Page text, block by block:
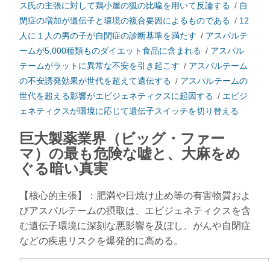
ス氏の主張に対して鶏小屋の狐の比喩を用いて反論する / 自
閉症の増加が遺伝子と環境の複合要因によるものである / 12
人に１人の男の子が自閉症の診断基準を満たす / アスパルテ
ームが5,000種類ものダイエット食品に含まれる / アスパル
テームがラットに異常な不安を引き起こす / アスパルテーム
の不安誘発効果が世代を超えて遺伝する / アスパルテームの
世代を超える影響がエピジェネティクスに起因する / エピジ
ェネティクスが環境に応じて遺伝子スイッチを切り替える
巨大製薬業界（ビッグ・ファー
マ）の最も危険な嘘と、大麻をめ
ぐる暗い真実
【核心的主張】：肥満や日焼け止め等の有害物質およ
びアスパルテームの摂取は、エピジェネティクスを含
む遺伝子環境に深刻な悪影響を及ぼし、がんや自閉症
などの疾患リスクを爆発的に高める。